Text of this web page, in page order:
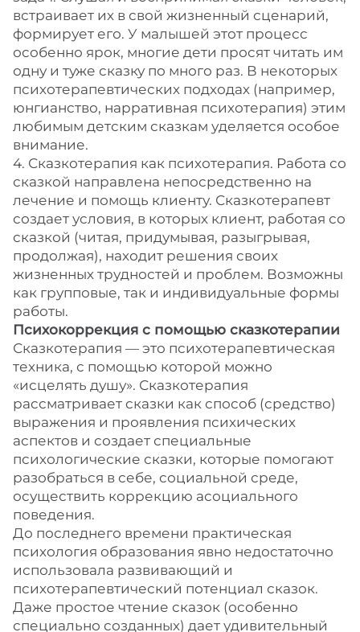
встраивает их в свой жизненный сценарий,
формирует его. У малышей этот процесс
особенно ярок, многие дети просят читать им
одну и туже сказку по много раз. В некоторых
психотерапевтических подходах (например,
юнгианство, нарративная психотерапия) этим
любимым детским сказкам уделяется особое
внимание.
4. Сказкотерапия как психотерапия. Работа со
сказкой направлена непосредственно на
лечение и помощь клиенту. Сказкотерапевт
создает условия, в которых клиент, работая со
сказкой (читая, придумывая, разыгрывая,
продолжая), находит решения своих
жизненных трудностей и проблем. Возможны
как групповые, так и индивидуальные формы
работы.
Психокоррекция с помощью сказкотерапии
Сказкотерапия — это психотерапевтическая
техника, с помощью которой можно
«исцелять душу». Сказкотерапия
рассматривает сказки как способ (средство)
выражения и проявления психических
аспектов и создает специальные
психологические сказки, которые помогают
разобраться в себе, социальной среде,
осуществить коррекцию асоциального
поведения.
До последнего времени практическая
психология образования явно недостаточно
использовала развивающий и
психотерапевтический потенциал сказок.
Даже простое чтение сказок (особенно
специально созданных) дает удивительный